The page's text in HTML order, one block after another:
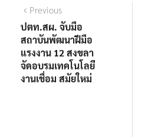
แนะแนว
เรื่อง
PreviousPrevious
post:
ปตท.สผ. จับมือ
สถาบันพัฒนาฝีมือ
แรงงาน 12 สงขลา
จัดอบรมเทคโนโลยี
งานเชื่อม สมัยใหม่